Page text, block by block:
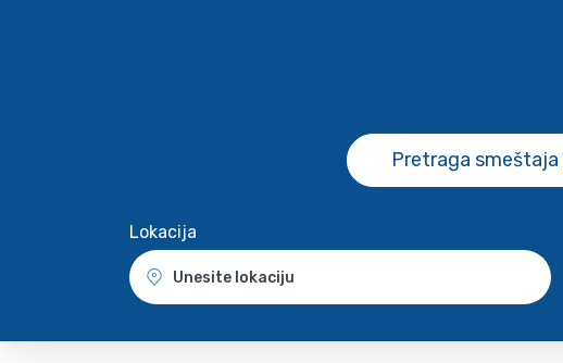
Pretraga smeštaja
Lokacija
Unesite lokaciju